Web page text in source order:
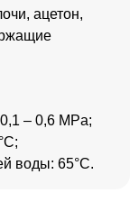
ацетон,
– 0,6 MPa;
воды: 65°C.